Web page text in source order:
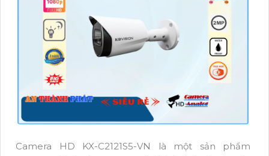
Camera HD KX-C2121S5-VN là một sản phẩm